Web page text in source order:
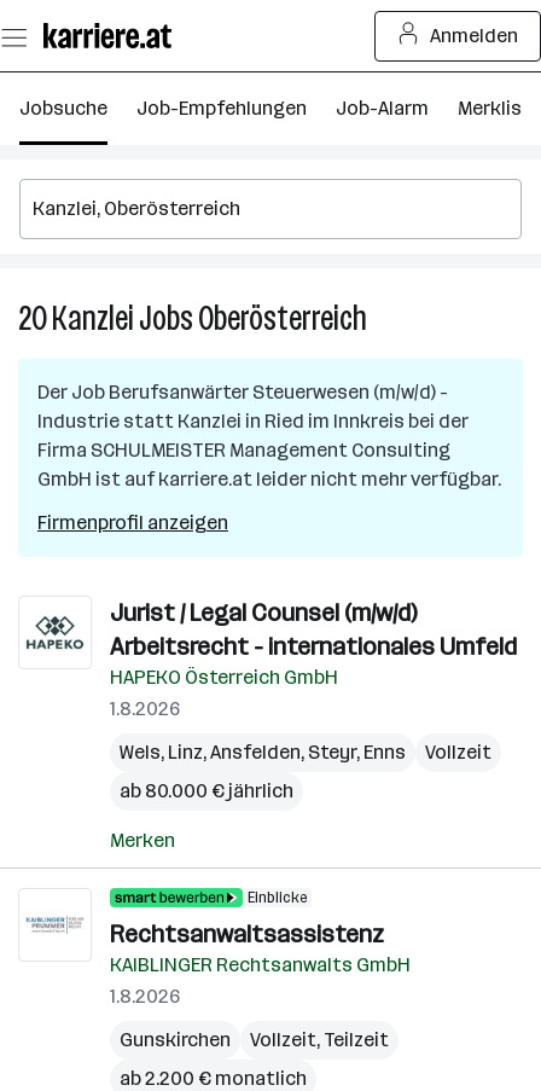
Seiteninhalt
springen
Anmelden
Jobsuche Job-Empfehlungen Job-Alarm Merkliste
20KanzleiJobsOberösterreich
in
Oberösterreich
Der Job Berufsanwärter Steuerwesen (m/w/d) -
Industrie statt Kanzlei in Ried im Innkreis bei der
Firma SCHULMEISTER Management Consulting
GmbH ist auf karriere.at leider nicht mehr verfügbar.
Firmenprofil anzeigen
Jurist / Legal Counsel (m/w/d)
Arbeitsrecht - internationales Umfeld
HAPEKO Österreich GmbH
1.8.2026
Wels, Linz,Ansfelden, Steyr, Enns
Vollzeit
ab 80.000 € jährlich
Merken
Einblicke
Rechtsanwaltsassistenz
KAIBLINGER Rechtsanwalts GmbH
1.8.2026
Gunskirchen
Vollzeit, Teilzeit
ab 2.200 € monatlich